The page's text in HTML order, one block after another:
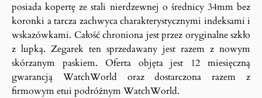
posiada kopertę ze stali nierdzewnej o średnicy 34mm bez
koronki a tarcza zachwyca charakterystycznymi indeksami i
wskazówkami. Całość chroniona jest przez oryginalne szkło
z lupką. Zegarek ten sprzedawany jest razem z nowym
skórzanym paskiem. Oferta objęta jest 12 miesięczną
gwarancją WatchWorld oraz dostarczona razem z
firmowym etui podróżnym WatchWorld.